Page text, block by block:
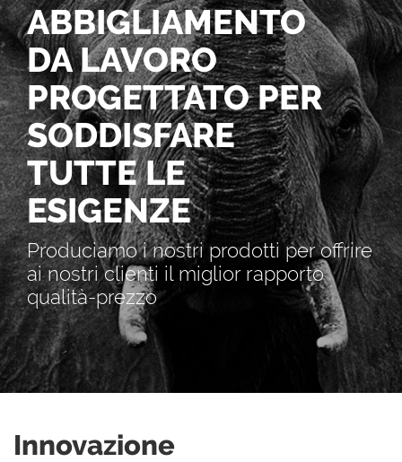
ABBIGLIAMENTO
DA LAVORO
PROGETTATO PER
SODDISFARE
TUTTE LE
ESIGENZE
Produciamo i nostri prodotti per offrire
ai nostri clienti il miglior rapporto
qualità-prezzo
Innovazione